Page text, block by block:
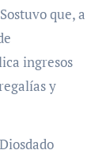
que, a
ingresos
y